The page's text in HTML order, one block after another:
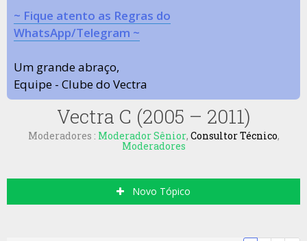
~ Fique atento as Regras do
WhatsApp/Telegram ~
Um grande abraço,
Equipe - Clube do Vectra
Vectra C (2005 – 2011)
Moderadores : Moderador Sênior, Consultor Técnico,
Moderadores
Novo Tópico